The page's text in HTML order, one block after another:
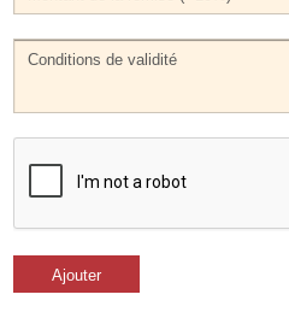
Ajouter